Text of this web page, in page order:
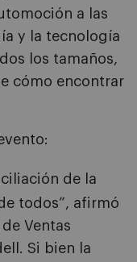
a las
y la tecnología
los tamaños,
cómo encontrar
de la
todos”, afirmó
Ventas
Si bien la